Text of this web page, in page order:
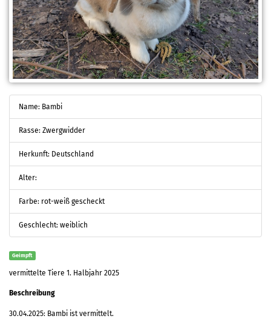
Name: Bambi
Rasse: Zwergwidder
Herkunft: Deutschland
Alter:
Farbe: rot-weiß gescheckt
Geschlecht: weiblich
Geimpft
vermittelte Tiere 1. Halbjahr 2025
Beschreibung
30.04.2025: Bambi ist vermittelt.